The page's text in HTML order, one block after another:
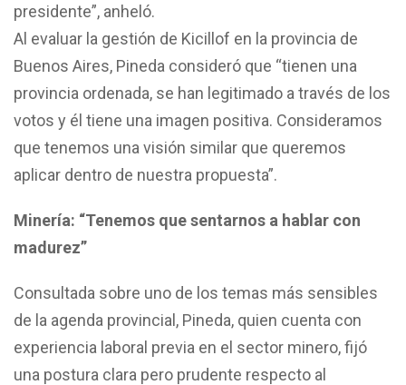
presidente”, anheló.
Al evaluar la gestión de Kicillof en la provincia de
Buenos Aires, Pineda consideró que “tienen una
provincia ordenada, se han legitimado a través de los
votos y él tiene una imagen positiva. Consideramos
que tenemos una visión similar que queremos
aplicar dentro de nuestra propuesta”.
Minería: “Tenemos que sentarnos a hablar con
madurez”
Consultada sobre uno de los temas más sensibles
de la agenda provincial, Pineda, quien cuenta con
experiencia laboral previa en el sector minero, fijó
una postura clara pero prudente respecto al